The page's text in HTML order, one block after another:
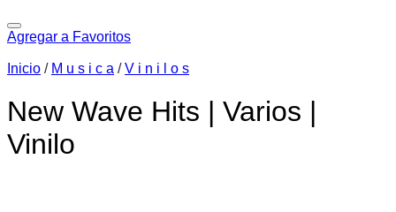
Agregar a Favoritos
Inicio / M u s i c a / V i n i l o s
New Wave Hits | Varios |
Vinilo